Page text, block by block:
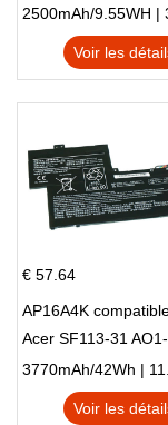
Pop 4 Plus OT-
Voir les
€ 57.64
AP16A4K
Acer SF113-31
NE132
Voir les